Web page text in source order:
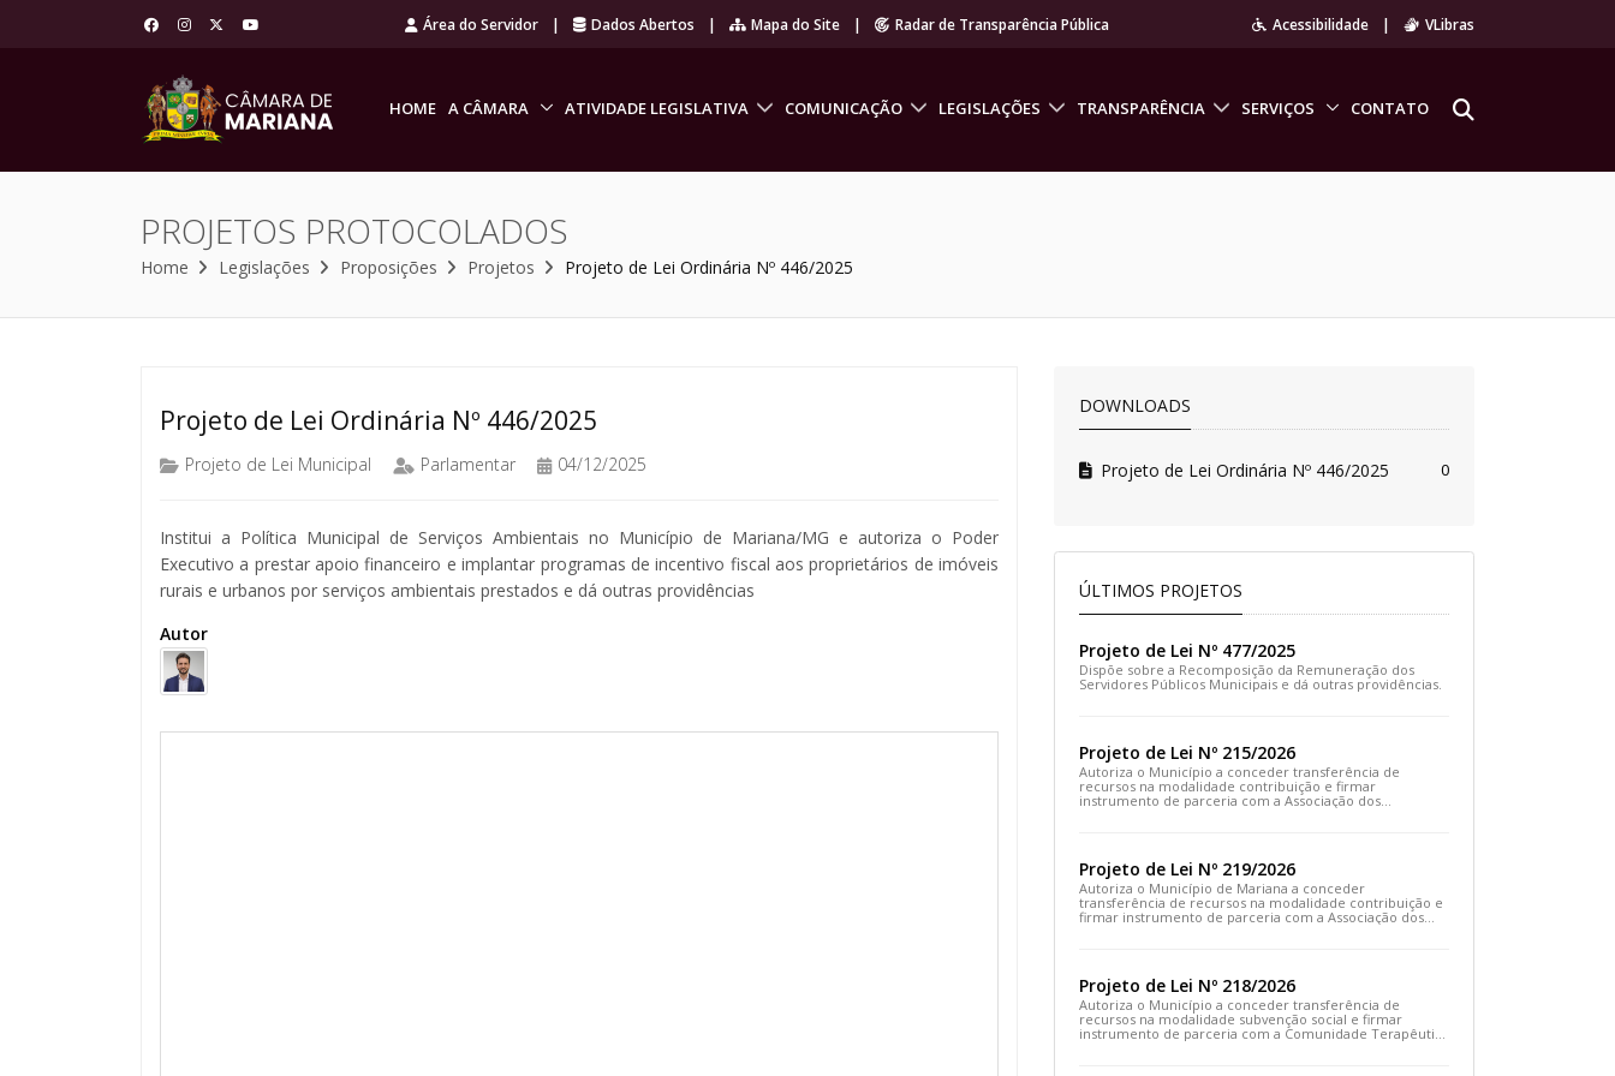
Área do Servidor | Dados Abertos | Mapa do Site | Radar de Transparência Pública Acessibilidade | VLibras
HOME A CÂMARA ATIVIDADE LEGISLATIVA COMUNICAÇÃO LEGISLAÇÕES TRANSPARÊNCIA SERVIÇOS CONTATO
PROJETOS PROTOCOLADOS
Home Legislações Proposições Projetos Projeto de Lei Ordinária Nº 446/2025
Projeto de Lei Ordinária Nº 446/2025
Projeto de Lei Municipal Parlamentar 04/12/2025
Institui a Política Municipal de Serviços Ambientais no Município de Mariana/MG e autoriza o Poder
Executivo a prestar apoio financeiro e implantar programas de incentivo fiscal aos proprietários de imóveis
rurais e urbanos por serviços ambientais prestados e dá outras providências
Autor
DOWNLOADS
Projeto de Lei Ordinária Nº 446/2025 0
ÚLTIMOS PROJETOS
Projeto de Lei Nº 477/2025
Dispõe sobre a Recomposição da Remuneração dos
Servidores Públicos Municipais e dá outras providências.
Projeto de Lei Nº 215/2026
Autoriza o Município a conceder transferência de
recursos na modalidade contribuição e firmar
instrumento de parceria com a Associação dos
Projeto de Lei Nº 219/2026
Autoriza o Município de Mariana a conceder
transferência de recursos na modalidade contribuição e
firmar instrumento de parceria com a Associação dos
Projeto de Lei Nº 218/2026
Autoriza o Município a conceder transferência de
recursos na modalidade subvenção social e firmar
instrumento de parceria com a Comunidade Terapêutica